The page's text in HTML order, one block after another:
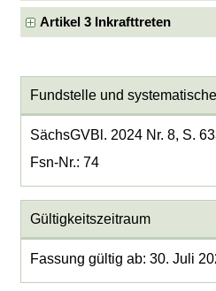
Artikel 3 Inkrafttreten
Fundstelle und
SächsGVBl. 2024 Nr. 8, S.
Fsn-Nr.: 74
Gültigkeitszeitraum
Fassung gültig ab: 30. Juli